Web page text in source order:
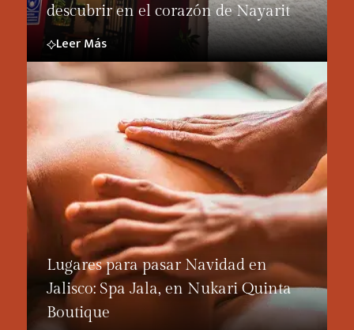
descubrir en el corazón de Nayarit
Leer Más
Lugares para pasar Navidad en
Jalisco: Spa Jala, en Nukari Quinta
Boutique